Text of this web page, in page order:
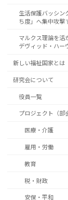
生活保護バッシン
ち度」へ集中攻撃
マルクス理論を活
デヴィッド・ハー
新しい福祉国家とは
研究会について
役員一覧
プロジェクト（部
医療・介護
雇用・労働
教育
税・財政
安保・平和